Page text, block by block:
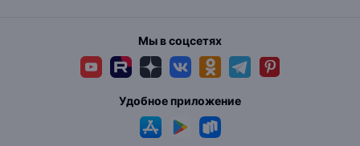
Мы в соцсетях
Удобное приложение